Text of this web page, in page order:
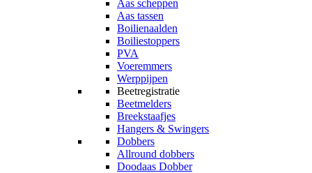
Aas scheppen
Aas tassen
Boilienaalden
Boiliestoppers
PVA
Voeremmers
Werppijpen
Beetregistratie
Beetmelders
Breekstaafjes
Hangers & Swingers
Dobbers
Allround dobbers
Doodaas Dobber